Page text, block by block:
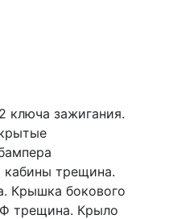
ключа зажигания.
кабины трещина.
Крышка бокового
трещина. Крыло